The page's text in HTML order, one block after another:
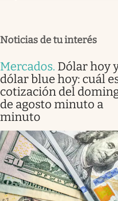
Noticias de tu interés
Mercados. Dólar hoy
dólar blue hoy: cuál
cotización del
de agosto minuto a
minuto